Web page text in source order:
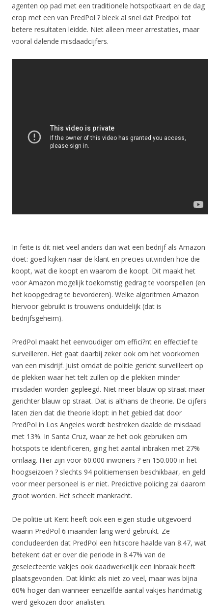
agenten op pad met een traditionele hotspotkaart en de dag
erop met een van PredPol ? bleek al snel dat Predpol tot
betere resultaten leidde. Niet alleen meer arrestaties, maar
vooral dalende misdaadcijfers.
In feite is dit niet veel anders dan wat een bedrijf als Amazon
doet: goed kijken naar de klant en precies uitvinden hoe die
koopt, wat die koopt en waarom die koopt. Dit maakt het
voor Amazon mogelijk toekomstig gedrag te voorspellen (en
het koopgedrag te bevorderen). Welke algoritmen Amazon
hiervoor gebruikt is trouwens onduidelijk (dat is
bedrijfsgeheim).
PredPol maakt het eenvoudiger om effici?nt en effectief te
surveilleren. Het gaat daarbij zeker ook om het voorkomen
van een misdrijf. Juist omdat de politie gericht surveilleert op
de plekken waar het telt zullen op die plekken minder
misdaden worden gepleegd. Niet meer blauw op straat maar
gerichter blauw op straat. Dat is althans de theorie. De cijfers
laten zien dat die theorie klopt: in het gebied dat door
PredPol in Los Angeles wordt bestreken daalde de misdaad
met 13%. In Santa Cruz, waar ze het ook gebruiken om
hotspots te identificeren, ging het aantal inbraken met 27%
omlaag. Hier zijn voor 60.000 inwoners ? en 150.000 in het
hoogseizoen ? slechts 94 politiemensen beschikbaar, en geld
voor meer personeel is er niet. Predictive policing zal daarom
groot worden. Het scheelt mankracht.
De politie uit Kent heeft ook een eigen studie uitgevoerd
waarin PredPol 6 maanden lang werd gebruikt. Ze
concludeerden dat PredPol een hitscore haalde van 8.47, wat
betekent dat er over die periode in 8.47% van de
geselecteerde vakjes ook daadwerkelijk een inbraak heeft
plaatsgevonden. Dat klinkt als niet zo veel, maar was bijna
60% hoger dan wanneer eenzelfde aantal vakjes handmatig
werd gekozen door analisten.